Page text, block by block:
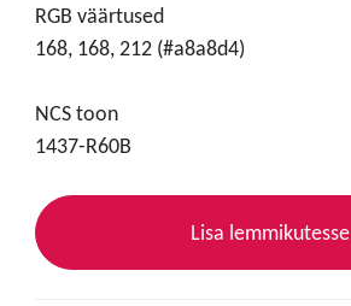
RGB väärtused
168, 168, 212 (#a8a8d4)
NCS toon
1437-R60B
Lisa lemmikutesse